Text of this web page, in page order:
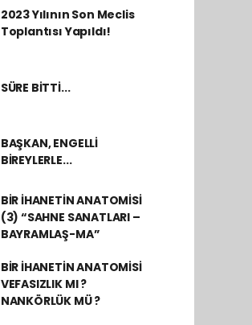
2023 Yılının Son Meclis
Toplantısı Yapıldı!
SÜRE BİTTİ...
BAŞKAN, ENGELLİ
BİREYLERLE...
BİR İHANETİN ANATOMİSİ
(3) “SAHNE SANATLARI –
BAYRAMLAŞ-MA”
BİR İHANETİN ANATOMİSİ
VEFASIZLIK MI ?
NANKÖRLÜK MÜ ?